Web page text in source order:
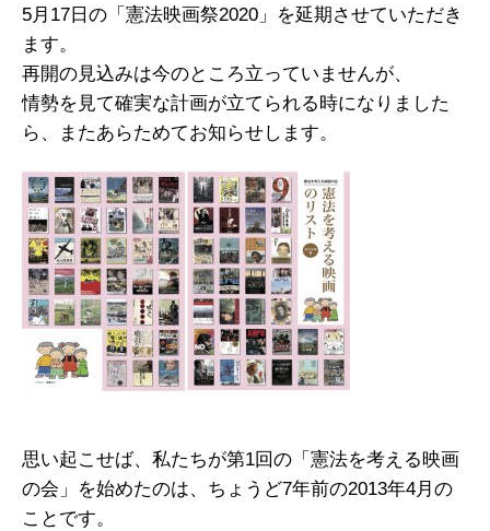
5月17日の「憲法映画祭2020」を延期させていただき
ます。
再開の見込みは今のところ立っていませんが、
情勢を見て確実な計画が立てられる時になりました
ら、またあらためてお知らせします。
思い起こせば、私たちが第1回の「憲法を考える映画
の会」を始めたのは、ちょうど7年前の2013年4月の
ことです。